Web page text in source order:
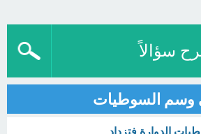
سؤالاً
وسم السوطيات